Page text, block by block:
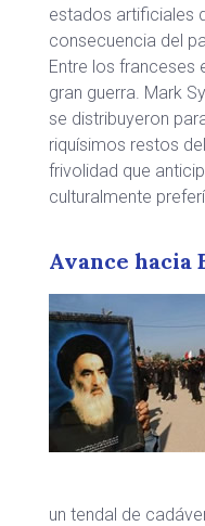
estados artificiales
consecuencia del
Entre los franceses
gran guerra. Mark
se distribuyeron
riquísimos restos
frivolidad que
culturalmente
Avance hacia
un tendal de